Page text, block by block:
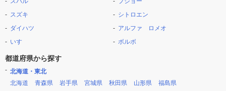
スズキ
ダイハツ
いすゞ
シトロエン
アルファ ロメオ
ボルボ
都道府県から探す
北海道・東北
北海道
青森県 岩手県 宮城県 秋田県 山形県 福島県